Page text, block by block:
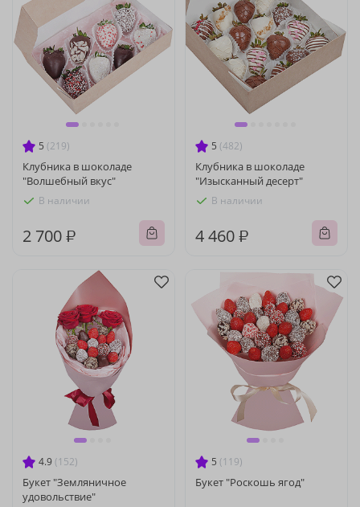
5 (219)
Клубника в шоколаде
"Волшебный вкус"
В наличии
2 700 ₽
5 (482)
Клубника в шоколаде
"Изысканный десерт"
В наличии
4 460 ₽
4.9 (152)
Букет "Земляничное
удовольствие"
5 (119)
Букет "Роскошь ягод"